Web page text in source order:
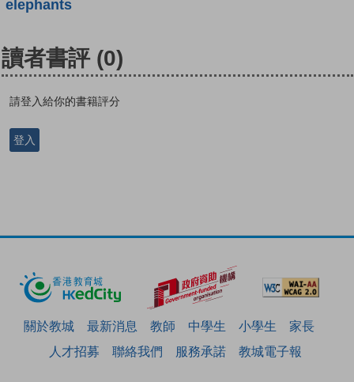
elephants
讀者書評 (0)
請登入給你的書籍評分
登入
關於教城 最新消息 教師 中學生 小學生
家長
人才招募
聯絡我們 服務承諾 教城電子報